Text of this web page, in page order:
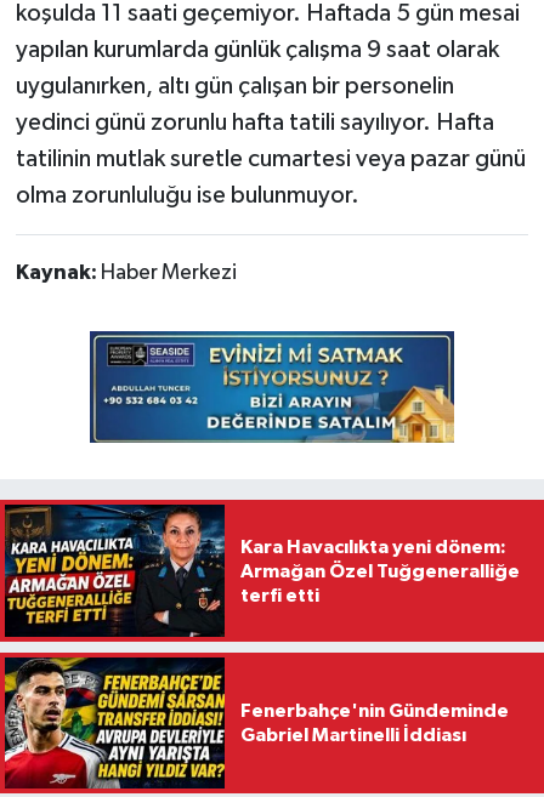
koşulda 11 saati geçemiyor. Haftada 5 gün mesai
yapılan kurumlarda günlük çalışma 9 saat olarak
uygulanırken, altı gün çalışan bir personelin
yedinci günü zorunlu hafta tatili sayılıyor. Hafta
tatilinin mutlak suretle cumartesi veya pazar günü
olma zorunluluğu ise bulunmuyor.
Kaynak: Haber Merkezi
Kara Havacılıkta yeni dönem:
Armağan Özel Tuğgeneralliğe
terfi etti
Fenerbahçe'nin Gündeminde
Gabriel Martinelli İddiası